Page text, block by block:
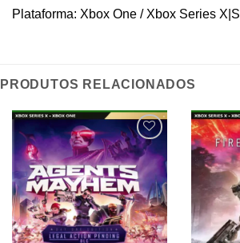
Plataforma: Xbox One / Xbox Series X|S
PRODUTOS RELACIONADOS